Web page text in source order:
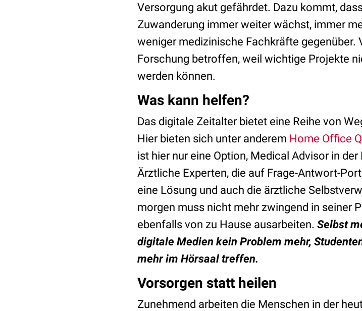
Versorgung akut gefährdet. Dazu kommt,
Zuwanderung immer weiter wächst, immer
weniger medizinische Fachkräfte gegenüber.
Forschung betroffen, weil wichtige Projekte
werden können.
Was kann helfen?
Das digitale Zeitalter bietet eine Reihe von
Hier bieten sich unter anderem Home Office
ist hier nur eine Option, Medical Advisor in
Ärztliche Experten, die auf Frage-Antwort-
eine Lösung und auch die ärztliche
morgen muss nicht mehr zwingend in seiner
ebenfalls von zu Hause ausarbeiten. Selbst
digitale Medien kein Problem mehr,
mehr im Hörsaal treffen.
Vorsorgen statt heilen
Zunehmend arbeiten die Menschen in der